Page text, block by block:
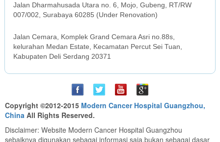
Jalan Dharmahusada Utara no. 6, Mojo, Gubeng, RT/RW
007/002, Surabaya 60285 (Under Renovation)
Jalan Cemara, Komplek Grand Cemara Asri no.88s,
kelurahan Medan Estate, Kecamatan Percut Sei Tuan,
Kabupaten Deli Serdang 20371
Copyright ©2012-2015 Modern Cancer Hospital Guangzhou,
China All Rights Reserved.
Disclaimer: Website Modern Cancer Hospital Guangzhou
sebaiknya digunakan sebagai informasi saja,bukan sebagai dasar